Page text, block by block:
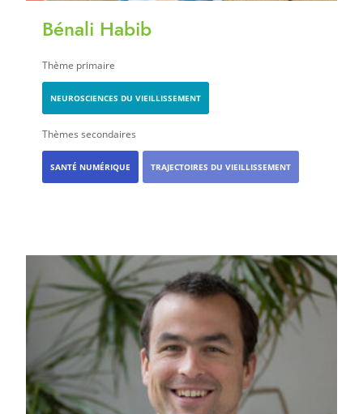
Bénali Habib
Thème primaire
NEUROSCIENCES DU VIEILLISSEMENT
Thèmes secondaires
SANTÉ NUMÉRIQUE TRAJECTOIRES DU VIEILLISSEMENT